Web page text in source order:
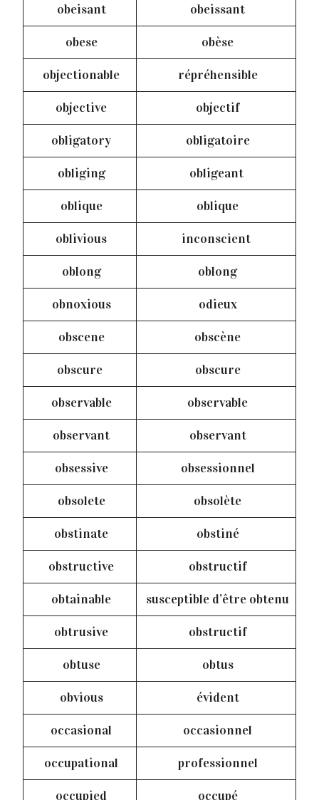
obeisant obeissant
obese obèse
objectionable répréhensible
objective objectif
obligatory obligatoire
obliging obligeant
oblique oblique
oblivious inconscient
oblong oblong
obnoxious odieux
obscene obscène
obscure obscure
observable observable
observant observant
obsessive obsessionnel
obsolete obsolète
obstinate obstiné
obstructive obstructif
obtainable susceptible d’être obtenu
obtrusive obstructif
obtuse obtus
obvious évident
occasional occasionnel
occupational professionnel
occupied occupé